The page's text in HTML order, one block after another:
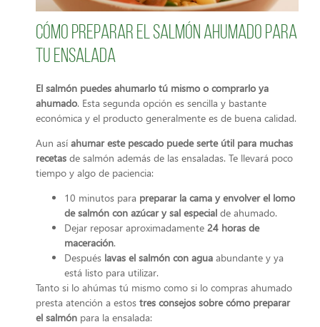
Cómo preparar el salmón ahumado para
tu ensalada
El salmón puedes ahumarlo tú mismo o comprarlo ya
ahumado. Esta segunda opción es sencilla y bastante
económica y el producto generalmente es de buena calidad.
Aun así ahumar este pescado puede serte útil para muchas
recetas de salmón además de las ensaladas. Te llevará poco
tiempo y algo de paciencia:
10 minutos para preparar la cama y envolver el lomo
de salmón con azúcar y sal especial de ahumado.
Dejar reposar aproximadamente 24 horas de
maceración.
Después lavas el salmón con agua abundante y ya
está listo para utilizar.
Tanto si lo ahúmas tú mismo como si lo compras ahumado
presta atención a estos tres consejos sobre cómo preparar
el salmón para la ensalada: